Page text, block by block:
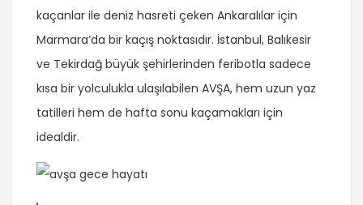
kaçanlar ile deniz hasreti çeken Ankaralılar için
Marmara’da bir kaçış noktasıdır. İstanbul, Balıkesir
ve Tekirdağ büyük şehirlerinden feribotla sadece
kısa bir yolculukla ulaşılabilen AVŞA, hem uzun yaz
tatilleri hem de hafta sonu kaçamakları için
idealdir.